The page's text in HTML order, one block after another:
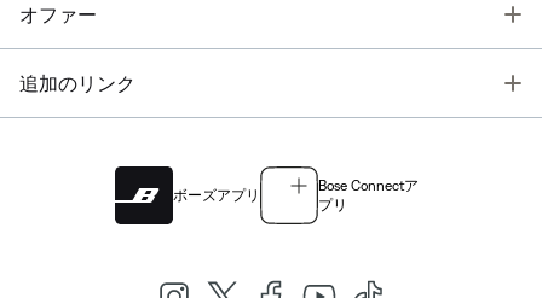
オファー
追加のリンク
ボーズアプリ
Bose Connectア
プリ